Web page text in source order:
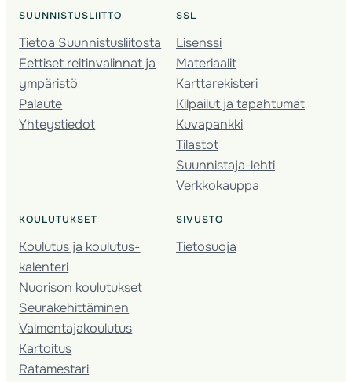
SUUNNISTUSLIITTO
Tietoa Suunnistusliitosta
Eettiset reitinvalinnat ja
ympäristö
Palaute
Yhteystiedot
SSL
Lisenssi
Materiaalit
Karttarekisteri
Kilpailut ja tapahtumat
Kuvapankki
Tilastot
Suunnistaja-lehti
Verkkokauppa
KOULUTUKSET
Koulutus ja koulutus­
kalenteri
Nuorison koulutukset
Seura­kehittäminen
Valmentaja­koulutus
Kartoitus
Ratamestari
SIVUSTO
Tietosuoja